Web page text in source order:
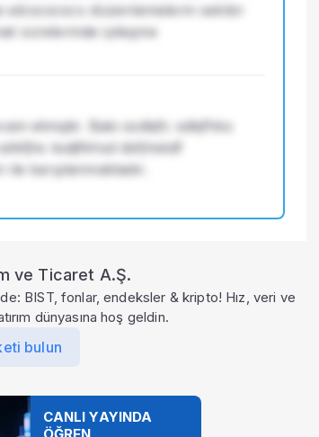
sdcscscscs düzenlemelerin sektör
sürelerinde iyileşme
etmiştir. Bakı ssdkjfc sdkjfhks
ksdjfkhsd dsfjhskdf
karşılanmaktadır.
ve Ticaret A.Ş.
BIST, fonlar, endeksler & kripto! Hız, veri ve
dünyasına hoş geldin.
bulun
CANLI YAYINDA